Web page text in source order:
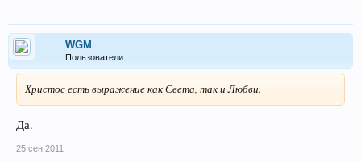
WGM
Пользователи
Христос есть выражение как Света, так и Любви.
Да.
25 сен 2011